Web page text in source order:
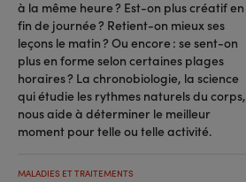
à la même heure ? Est-on plus créatif en
fin de journée ? Retient-on mieux ses
leçons le matin ? Ou encore : se sent-on
plus en forme selon certaines plages
horaires ? La chronobiologie, la science
qui étudie les rythmes naturels du corps,
nous aide à déterminer le meilleur
moment pour telle ou telle activité.
MALADIES ET TRAITEMENTS